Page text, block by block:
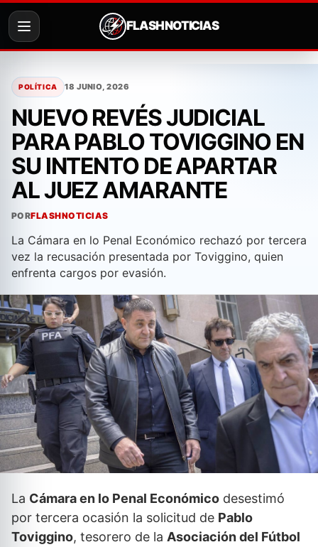
contenido
FLASH NOTICIAS
POLÍTICA 18 JUNIO, 2026
NUEVO REVÉS JUDICIAL
PARA PABLO TOVIGGINO EN
SU INTENTO DE APARTAR
AL JUEZ AMARANTE
PORFLASHNOTICIAS
La Cámara en lo Penal Económico rechazó por tercera
vez la recusación presentada por Toviggino, quien
enfrenta cargos por evasión.
La Cámara en lo Penal Económico desestimó
por tercera ocasión la solicitud de Pablo
Toviggino, tesorero de la Asociación del Fútbol